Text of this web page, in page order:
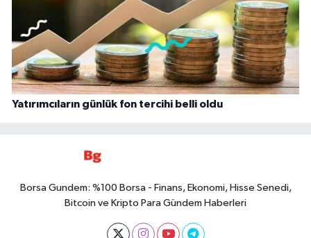
Yatırımcıların günlük fon tercihi belli oldu
Borsa Gundem: %100 Borsa - Finans, Ekonomi, Hisse Senedi,
Bitcoin ve Kripto Para Gündem Haberleri